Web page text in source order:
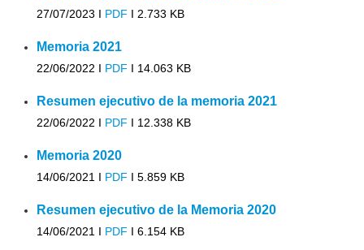
27/07/2023 I PDF I 2.733 KB
Memoria 2021
22/06/2022 I PDF I 14.063 KB
Resumen ejecutivo de la memoria 2021
22/06/2022 I PDF I 12.338 KB
Memoria 2020
14/06/2021 I PDF I 5.859 KB
Resumen ejecutivo de la Memoria 2020
14/06/2021 I PDF I 6.154 KB